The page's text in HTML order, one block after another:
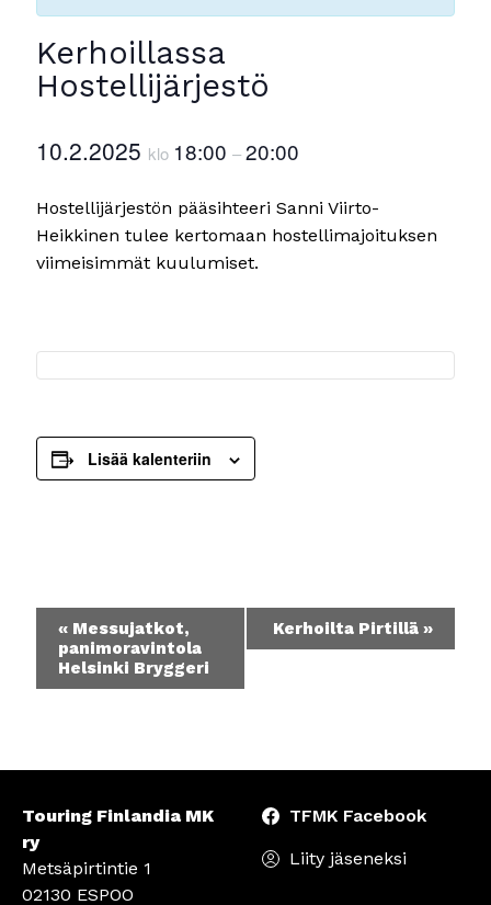
Kerhoillassa
Hostellijärjestö
10.2.2025 klo 18:00–20:00
Hostellijärjestön pääsihteeri Sanni Viirto-
Heikkinen tulee kertomaan hostellimajoituksen
viimeisimmät kuulumiset.
Lisää kalenteriin
Tapahtuma
navigointi
« Messujatkot,
panimoravintola
Helsinki Bryggeri
Kerhoilta Pirtillä »
Touring Finlandia MK
ry
Metsäpirtintie 1
02130 ESPOO
TFMK Facebook
Liity jäseneksi